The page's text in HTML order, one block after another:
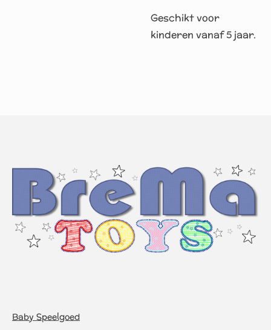
Geschikt voor
kinderen vanaf 5 jaar.
Baby Speelgoed